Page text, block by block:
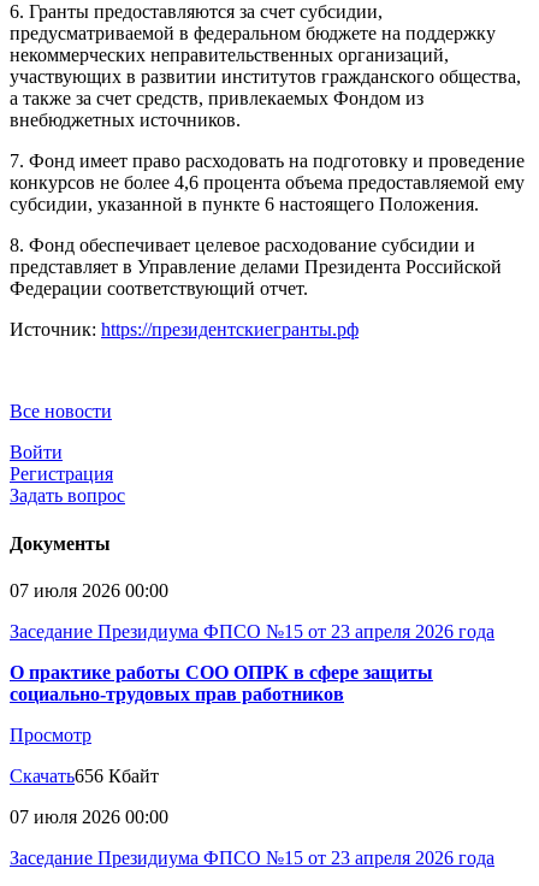
6. Гранты предоставляются за счет субсидии,
предусматриваемой в федеральном бюджете на поддержку
некоммерческих неправительственных организаций,
участвующих в развитии институтов гражданского общества,
а также за счет средств, привлекаемых Фондом из
внебюджетных источников.
7. Фонд имеет право расходовать на подготовку и проведение
конкурсов не более 4,6 процента объема предоставляемой ему
субсидии, указанной в пункте 6 настоящего Положения.
8. Фонд обеспечивает целевое расходование субсидии и
представляет в Управление делами Президента Российской
Федерации соответствующий отчет.
Источник: https://президентскиегранты.рф
Все новости
Войти
Регистрация
Задать вопрос
Документы
07 июля 2026 00:00
Заседание Президиума ФПСО №15 от 23 апреля 2026 года
О практике работы СОО ОПРК в сфере защиты
социально-трудовых прав работников
Просмотр
Скачать656 Кбайт
07 июля 2026 00:00
Заседание Президиума ФПСО №15 от 23 апреля 2026 года